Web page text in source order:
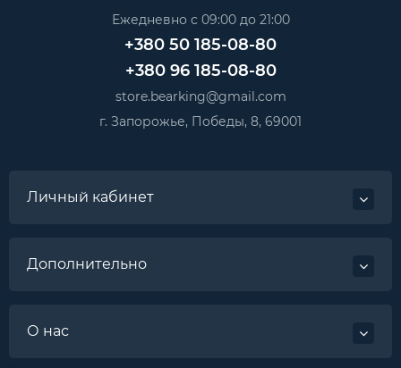
Ежедневно с 09:00 до 21:00
+380 50 185-08-80
+380 96 185-08-80
store.bearking@gmail.com
г. Запорожье, Победы, 8, 69001
Личный кабинет
Дополнительно
О нас